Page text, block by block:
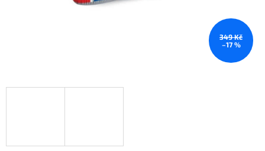
349 Kč
–17 %